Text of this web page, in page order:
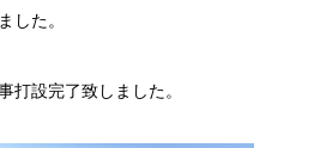
した。
打設完了致しました。